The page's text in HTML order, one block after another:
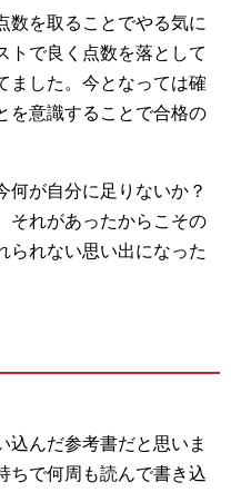
数を取ることでやる気に
トで良く点数を落として
ました。今となっては確
を意識することで合格の
何が自分に足りないか？
それがあったからこその
られない思い出になった
込んだ参考書だと思いま
ちで何周も読んで書き込